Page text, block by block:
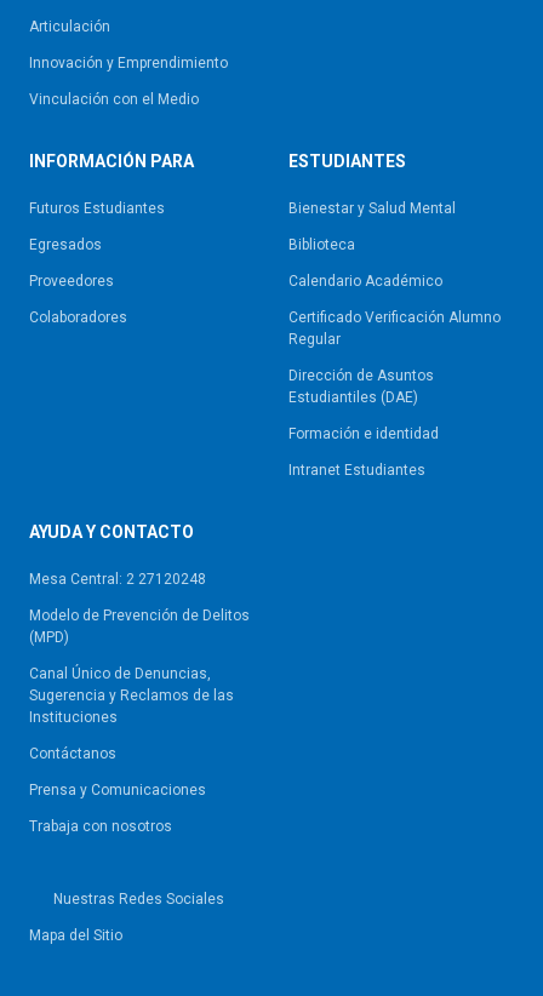
Articulación
Innovación y Emprendimiento
Vinculación con el Medio
INFORMACIÓN PARA
Futuros Estudiantes
Egresados
Proveedores
Colaboradores
ESTUDIANTES
Bienestar y Salud Mental
Biblioteca
Calendario Académico
Certificado Verificación Alumno
Regular
Dirección de Asuntos
Estudiantiles (DAE)
Formación e identidad
Intranet Estudiantes
AYUDA Y CONTACTO
Mesa Central: 2 27120248
Modelo de Prevención de Delitos
(MPD)
Canal Único de Denuncias,
Sugerencia y Reclamos de las
Instituciones
Contáctanos
Prensa y Comunicaciones
Trabaja con nosotros
Nuestras Redes Sociales
Mapa del Sitio